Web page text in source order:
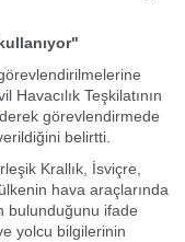
Teşkilatının
görevlendirmede
belirtti.
Krallık, İsviçre,
hava araçlarında
bulunduğunu ifade
yolcu bilgilerinin